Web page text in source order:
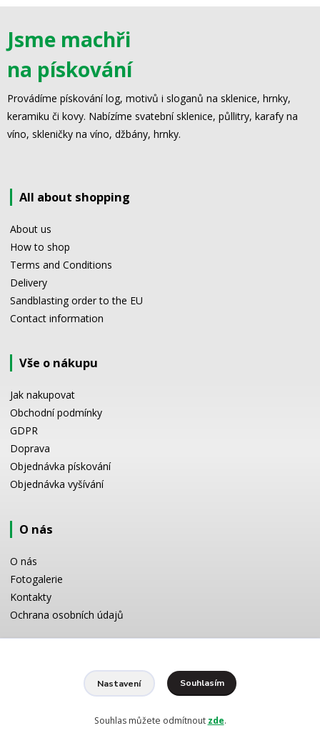
Jsme machři
na pískování
Provádíme pískování log, motivů i sloganů na sklenice, hrnky,
keramiku či kovy. Nabízíme svatební sklenice, půllitry, karafy na
víno, skleničky na víno, džbány, hrnky.
All about shopping
About us
How to shop
Terms and Conditions
Delivery
Sandblasting order to the EU
Contact information
Vše o nákupu
Jak nakupovat
Obchodní podmínky
GDPR
Doprava
Objednávka pískování
Objednávka vyšívání
O nás
O nás
Fotogalerie
Kontakty
Ochrana osobních údajů
Potřebujete poradit s výběrem? Neváhejte se zeptat:
+420 728 772 566
info@reklamnipiskovani.cz
Nastavení Souhlasím
Souhlas můžete odmítnout zde.